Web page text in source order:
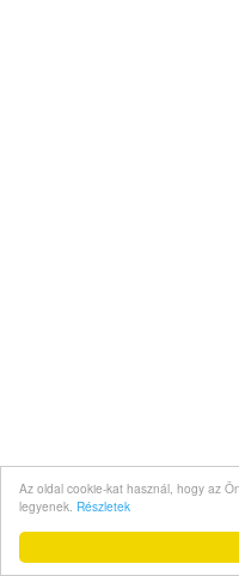
Az oldal cookie-kat használ, hogy az
legyenek. Részletek